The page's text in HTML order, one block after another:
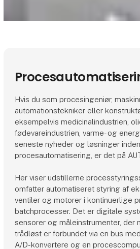
Hvis du som procesingeniør,
automationstekniker eller
eksempelvis medicinalindustrien,
fødevareindustrien, varme- og
seneste nyheder og løsninger
procesautomatisering, er det på
Her viser udstillerne
omfatter automatiseret styring af
ventiler og motorer i kontinuerlige
batchprocesser. Det er digitale
sensorer og måleinstrumenter, der
trådløst er forbundet via en bus
A/D-konvertere og en